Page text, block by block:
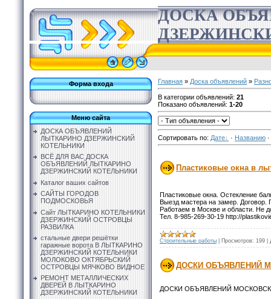
ДОСКА
Форма входа
Меню сайта
ДОСКА ОБЪЯВЛЕНИЙ
ЛЫТКАРИНО ДЗЕРЖИНСКИЙ
КОТЕЛЬНИКИ
ВСЁ ДЛЯ ВАС ДОСКА
ОБЪЯВЛЕНИЙ ЛЫТКАРИНО
ДЗЕРЖИНСКИЙ КОТЕЛЬНИКИ
Каталог ваших сайтов
САЙТЫ ГОРОДОВ
ПОДМОСКОВЬЯ
Сайт ЛЫТКАРИНО КОТЕЛЬНИКИ
ДЗЕРЖИНСКИЙ ОСТРОВЦЫ
РАЗВИЛКА
стальные двери решётки
гаражные ворота В ЛЫТКАРИНО
ДЗЕРЖИНСКИЙ КОТЕЛЬНИКИ
МОЛОКОВО ОКТЯБРЬСКИЙ
ОСТРОВЦЫ МЯЧКОВО ВИДНОЕ
РЕМОНТ МЕТАЛЛИЧЕСКИХ
ДВЕРЕЙ В ЛЫТКАРИНО
ДЗЕРЖИНСКИЙ КОТЕЛЬНИКИ
Главная » Доска объявлений »
В категории объявлений: 21
Показано объявлений: 1-20
Сортировать по: Дате · Названию ·
Пластиковые окна в
Пластиковые окна. Остекление
Выезд мастера на замер. Договор.
Работаем в Москве и области. Не
Тел. 8-985-269-30-19 http://
Строительные работы Просмотров: 199
ДОСКИ ОБЪЯВЛЕНИЙ
ДОСКИ ОБЪЯВЛЕНИЙ